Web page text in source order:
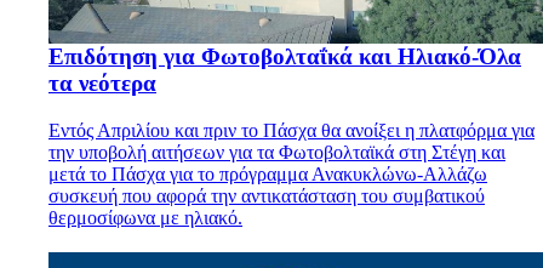
Επιδότηση για Φωτοβολταΐκά και Ηλιακό-Όλα
τα νεότερα
Εντός Απριλίου και πριν το Πάσχα θα ανοίξει η πλατφόρμα για
την υποβολή αιτήσεων για τα Φωτοβολταϊκά στη Στέγη και
μετά το Πάσχα για το πρόγραμμα Ανακυκλώνω-Αλλάζω
συσκευή που αφορά την αντικατάσταση του συμβατικού
θερμοσίφωνα με ηλιακό.